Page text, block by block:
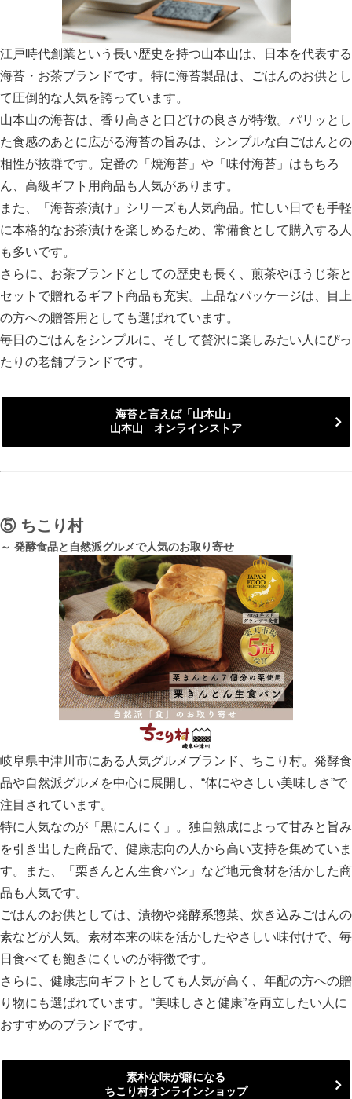
江戸時代創業という長い歴史を持つ山本山は、日本を代表する
海苔・お茶ブランドです。特に海苔製品は、ごはんのお供とし
て圧倒的な人気を誇っています。
山本山の海苔は、香り高さと口どけの良さが特徴。パリッとし
た食感のあとに広がる海苔の旨みは、シンプルな白ごはんとの
相性が抜群です。定番の「焼海苔」や「味付海苔」はもちろ
ん、高級ギフト用商品も人気があります。
また、「海苔茶漬け」シリーズも人気商品。忙しい日でも手軽
に本格的なお茶漬けを楽しめるため、常備食として購入する人
も多いです。
さらに、お茶ブランドとしての歴史も長く、煎茶やほうじ茶と
セットで贈れるギフト商品も充実。上品なパッケージは、目上
の方への贈答用としても選ばれています。
毎日のごはんをシンプルに、そして贅沢に楽しみたい人にぴっ
たりの老舗ブランドです。
海苔と言えば「山本山」
山本山 オンラインストア
⑤ ちこり村
～ 発酵食品と自然派グルメで人気のお取り寄せ
岐阜県中津川市にある人気グルメブランド、ちこり村。発酵食
品や自然派グルメを中心に展開し、“体にやさしい美味しさ”で
注目されています。
特に人気なのが「黒にんにく」。独自熟成によって甘みと旨み
を引き出した商品で、健康志向の人から高い支持を集めていま
す。また、「栗きんとん生食パン」など地元食材を活かした商
品も人気です。
ごはんのお供としては、漬物や発酵系惣菜、炊き込みごはんの
素などが人気。素材本来の味を活かしたやさしい味付けで、毎
日食べても飽きにくいのが特徴です。
さらに、健康志向ギフトとしても人気が高く、年配の方への贈
り物にも選ばれています。“美味しさと健康”を両立したい人に
おすすめのブランドです。
素朴な味が癖になる
ちこり村オンラインショップ